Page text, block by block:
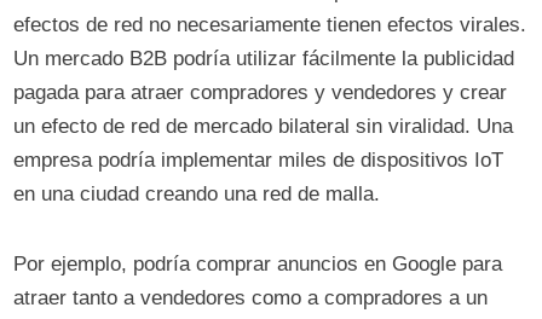
efectos de red no necesariamente tienen efectos virales.
Un mercado B2B podría utilizar fácilmente la publicidad
pagada para atraer compradores y vendedores y crear
un efecto de red de mercado bilateral sin viralidad. Una
empresa podría implementar miles de dispositivos IoT
en una ciudad creando una red de malla.
Por ejemplo, podría comprar anuncios en Google para
atraer tanto a vendedores como a compradores a un